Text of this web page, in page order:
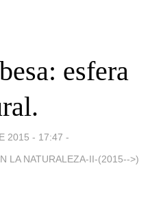
esfera
2015 - 17:47 -
LA NATURALEZA-II-(2015-->)